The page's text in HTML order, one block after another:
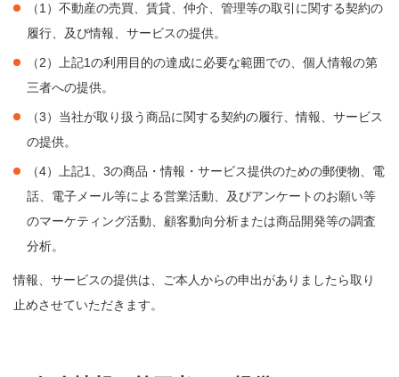
（1）不動産の売買、賃貸、仲介、管理等の取引に関する契約の
履行、及び情報、サービスの提供。
（2）上記1の利用目的の達成に必要な範囲での、個人情報の第
三者への提供。
（3）当社が取り扱う商品に関する契約の履行、情報、サービス
の提供。
（4）上記1、3の商品・情報・サービス提供のための郵便物、電
話、電子メール等による営業活動、及びアンケートのお願い等
のマーケティング活動、顧客動向分析または商品開発等の調査
分析。
情報、サービスの提供は、ご本人からの申出がありましたら取り
止めさせていただきます。